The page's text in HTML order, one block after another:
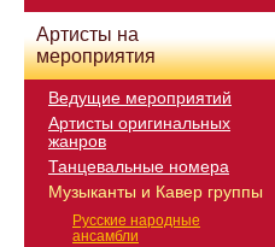
Артисты на
мероприятия
Ведущие мероприятий
Артисты оригинальных
жанров
Танцевальные номера
Музыканты и Кавер группы
Русские народные
ансамбли